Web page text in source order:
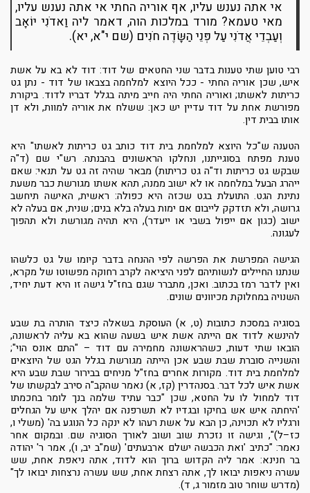
אי אתה נענש עליו, אף אוריה החתי אי אתה נענש עליו,
מאי טעמא? מורד במלכות הוה, דאמר ליה וַאדֹנִי יוֹאָב
וְעַבְדֵי אֲדֹנִי עַל פְּנֵי הַשָּׂדֶה חֹנִים (שם י"א, יא).
רבי טוען שתי טענות בדבר שני החטאים של דוד: דוד לא בא על אשת
איש, שכן אוריה החתי - ככל היוצא למלחמה בצבאו של דוד - נתן גט
כריתות לאשתו; ואוריה החתי היה חייב מיתה בגלל דבריו לדוד. ביקורת
מפורשת אחת על דוד עדיין יש כאן: ששלח את אוריה למוות, ולא דן
אותו בבית דין.
הטענה ש"כל היוצא למלחמת בית דוד כותב גט כריתות לאשתו" היא
טענת מפתח בסוגייתנו, ונחלקו הראשונים בהבנתה. רש"י שם (ד"ה
שבקש גט כריתות וד"ה גט כריתות) מבאר שהיה זה גט על תנאי: שאם
ייהרג הבעל במלחמה או לא ישוב ממנה, תהא אשתו מגורשת כבר משעת
נתינת הגט. התועלת בגט שכזה היא כפולה: ראשית, האישה תיחשב
גרושה, ולא תזדקק לייבום אם ימות בעלה בלא בנים; שנית, אם בעלה לא
ישוב (כגון אם ייפול בשבי או ייעדר), היא תהיה מגורשת ולא תהפוך
לעגונה.
הגישה המפרשת את הפרשה לפי ההנחה בדבר קיומו של גט כלשהו
שנתנו החיילים לנשותיהם לפני היציאה לקרב רחוקה מפשוטו של מקרא,
ואין לדבר רמז בכתוב. ואכן, מתברר שגם בחז"ל גישה זו היא דעת יחיד,
השנויה במחלוקת מכיוונים שונים.
בסוגיה במסכת כתובות (ט, א) העוסקת בשאלה כיצד הותרה בת שבע
להינשא לדוד אם הייתה אשת איש בשעה שהוא בא עליה לראשונה,
הובאו שתי דעות, כשהראשונה מחמירה עם דוד – "התם אונס הוי";
והשנייה סוברת שבת שבע אכן הייתה מגורשת בגלל הגט של היוצאים
למלחמת בית דוד. מקורות אחרים בחז"ל מניחים בבירור שבת שבע היא
אשת איש לכל דבר. בסנהדרין (קז, א) נאמר שהקב"ה סירב לבקשתו של
דוד למחול לו על החטא, שכן "כבר עתיד שלמה בנך לומר בחכמתו
'היחתה איש אש בחיקו ובגדיו לא תשרפנה אם יהלך איש על הגחלים
ורגליו לא תכוינה, כן הבא על אשת רעהו לא ינקה כל הנוגע בה' (משלי ו,
כז–ל)", וגישה זו נזכרת שוב ושוב לאורך הסוגיה שם. ובמקום אחר
נאמר: "כתיב 'ואת הכבשה ישלם ארבעתים' (שמ"ב יב, ו), אמר ר' יהודה
בר חנינא: אמר ליה הקדוש ברוך הוא לדוד, אתה ניאפת אחת, שש
עשרה ניאפות יבואו לך, אתה רצחת אחת, שש עשרה נרצחות יבואו לך"
(מדרש שוחר טוב מזמור ג, ד).